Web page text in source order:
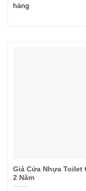
hàng
Giá Cửa Nhựa Toilet
2 Năm